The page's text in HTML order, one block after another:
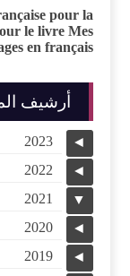
pour la
le livre Mes
en français
أرشيف
◄
2023
◄
2022
▼
2021
◄
2020
◄
2019